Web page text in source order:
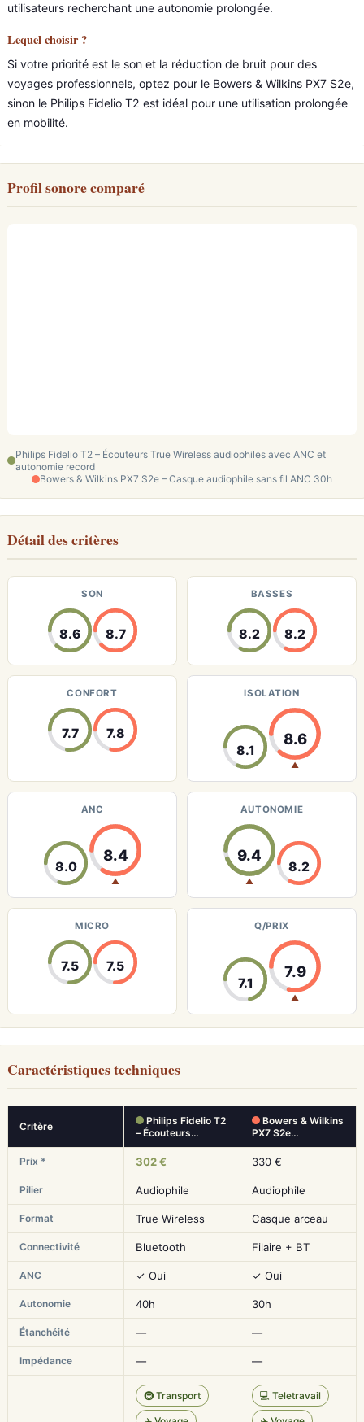
utilisateurs recherchant une autonomie prolongée.
Lequel choisir ?
Si votre priorité est le son et la réduction de bruit pour des
voyages professionnels, optez pour le Bowers & Wilkins PX7 S2e,
sinon le Philips Fidelio T2 est idéal pour une utilisation prolongée
en mobilité.
Profil sonore comparé
Philips Fidelio T2 – Écouteurs True Wireless audiophiles avec ANC et
autonomie record
Bowers & Wilkins PX7 S2e – Casque audiophile sans fil ANC 30h
Détail des critères
SON
8.6 8.7
BASSES
8.2 8.2
CONFORT
7.7 7.8
ISOLATION
8.1
8.6
▲
ANC
8.0
8.4
▲
AUTONOMIE
9.4
▲
8.2
MICRO
7.5 7.5
Q/PRIX
7.1
7.9
▲
Caractéristiques techniques
Critère
Philips Fidelio T2
– Écouteurs…
Bowers & Wilkins
PX7 S2e…
Prix * 302 € 330 €
Pilier Audiophile Audiophile
Format True Wireless Casque arceau
Connectivité Bluetooth Filaire + BT
ANC ✓ Oui ✓ Oui
Autonomie 40h 30h
Étanchéité — —
Impédance — —
🚇 Transport 💻 Teletravail